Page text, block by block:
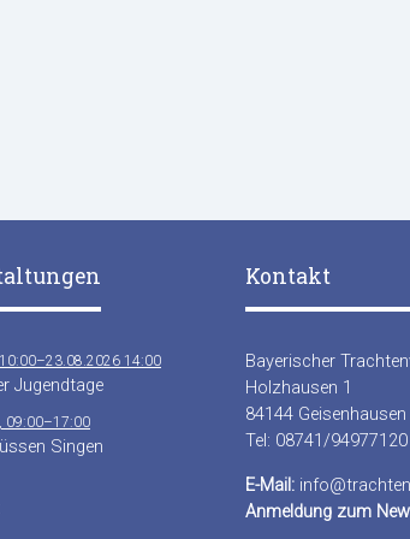
14:00
Jugendtage
09:00–17:00
Singen
Kontakt
Bayerischer
Holzhausen 1
84144 Geisenhausen
Tel: 08741/94977120
E-Mail:
Anmeldung zum